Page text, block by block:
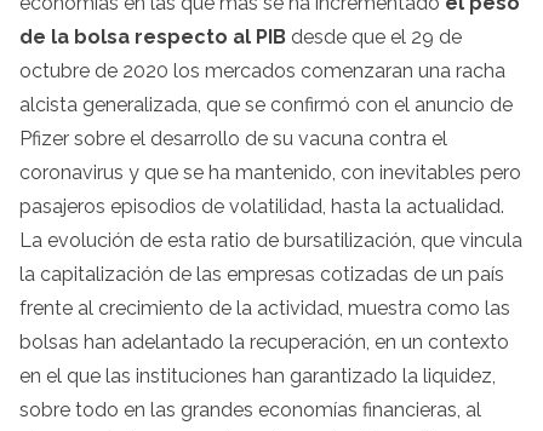
de la bolsa respecto al PIB desde que el 29 de
octubre de 2020 los mercados comenzaran una racha
alcista generalizada, que se confirmó con el anuncio de
Pfizer sobre el desarrollo de su vacuna contra el
coronavirus y que se ha mantenido, con inevitables pero
pasajeros episodios de volatilidad, hasta la actualidad.
La evolución de esta ratio de bursatilización, que vincula
la capitalización de las empresas cotizadas de un país
frente al crecimiento de la actividad, muestra como las
bolsas han adelantado la recuperación, en un contexto
en el que las instituciones han garantizado la liquidez,
sobre todo en las grandes economías financieras, al